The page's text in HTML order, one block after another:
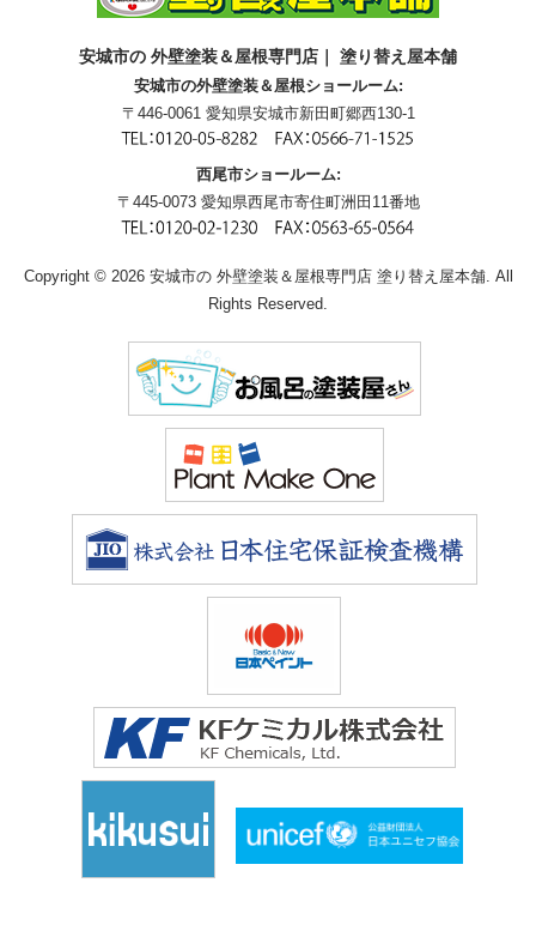
安城市の 外壁塗装＆屋根専門店｜ 塗り替え屋本舗
安城市の外壁塗装＆屋根ショールーム:
〒446-0061 愛知県安城市新田町郷西130-1
西尾市ショールーム:
〒445-0073 愛知県西尾市寄住町洲田11番地
Copyright © 2026 安城市の 外壁塗装＆屋根専門店 塗り替え屋本舗. All
Rights Reserved.